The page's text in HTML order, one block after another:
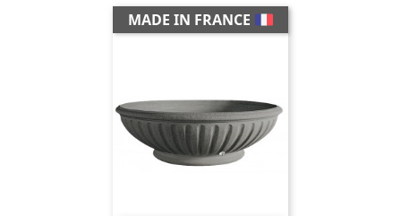
MADE IN FRANCE